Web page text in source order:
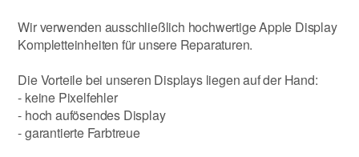
Wir verwenden ausschließlich hochwertige Apple Display
Kompletteinheiten für unsere Reparaturen.
Die Vorteile bei unseren Displays liegen auf der Hand:
- keine Pixelfehler
- hoch aufösendes Display
- garantierte Farbtreue